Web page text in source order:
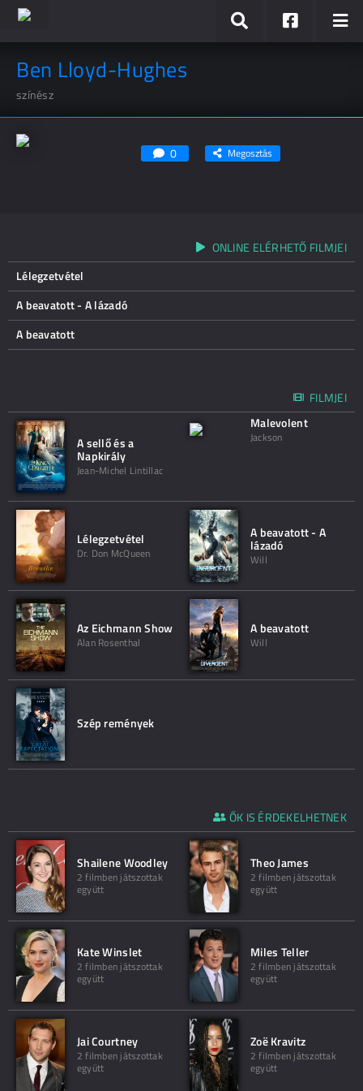
Ben Lloyd-Hughes
színész
0 Megosztás
ONLINE ELÉRHETŐ FILMJEI
Lélegzetvétel
A beavatott - A lázadó
A beavatott
FILMJEI
A sellő és a
Napkirály
Jean-Michel Lintillac
Malevolent
Jackson
Lélegzetvétel
Dr. Don McQueen
A beavatott - A
lázadó
Will
Az Eichmann Show
Alan Rosenthal
A beavatott
Will
Szép remények
ŐK IS ÉRDEKELHETNEK
Shailene Woodley
2 filmben játszottak
együtt
Theo James
2 filmben játszottak
együtt
Kate Winslet
2 filmben játszottak
együtt
Miles Teller
2 filmben játszottak
együtt
Jai Courtney
2 filmben játszottak
együtt
Zoë Kravitz
2 filmben játszottak
együtt